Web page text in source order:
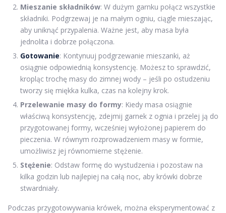
Mieszanie składników: W dużym garnku połącz wszystkie
składniki. Podgrzewaj je na małym ogniu, ciągle mieszając,
aby uniknąć przypalenia. Ważne jest, aby masa była
jednolita i dobrze połączona.
Gotowanie: Kontynuuj podgrzewanie mieszanki, aż
osiągnie odpowiednią konsystencję. Możesz to sprawdzić,
kropląc trochę masy do zimnej wody – jeśli po ostudzeniu
tworzy się miękka kulka, czas na kolejny krok.
Przelewanie masy do formy: Kiedy masa osiągnie
właściwą konsystencję, zdejmij garnek z ognia i przelej ją do
przygotowanej formy, wcześniej wyłożonej papierem do
pieczenia. W równym rozprowadzeniem masy w formie,
umożliwisz jej równomierne stężenie.
Stężenie: Odstaw formę do wystudzenia i pozostaw na
kilka godzin lub najlepiej na całą noc, aby krówki dobrze
stwardniały.
Podczas przygotowywania krówek, można eksperymentować z